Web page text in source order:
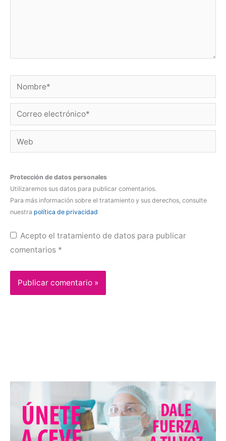
Nombre*
Correo
electrónico*
Web
Protección de datos personales
Utilizaremos sus datos para publicar comentarios.
Para más información sobre el tratamiento y sus derechos, consulte
nuestra política de privacidad
Acepto el tratamiento de datos para publicar
comentarios *